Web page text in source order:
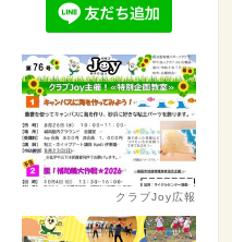
クラブJoy広報